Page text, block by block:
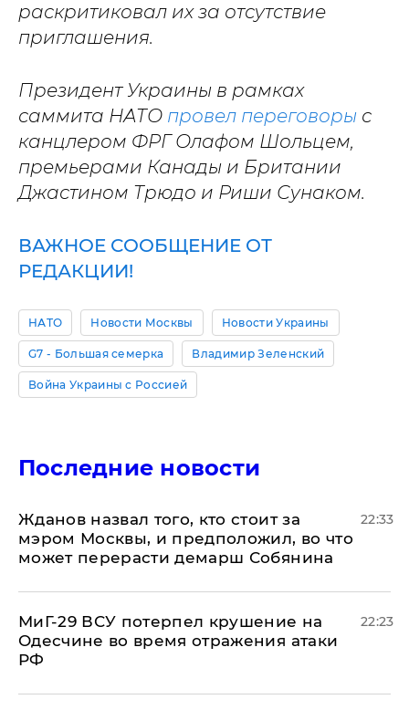
раскритиковал их за отсутствие
приглашения.
Президент Украины в рамках
саммита НАТО провел переговоры с
канцлером ФРГ Олафом Шольцем,
премьерами Канады и Британии
Джастином Трюдо и Риши Сунаком.
ВАЖНОЕ СООБЩЕНИЕ ОТ
РЕДАКЦИИ!
НАТО Новости Москвы Новости Украины
G7 - Большая семерка Владимир Зеленский
Война Украины с Россией
Последние новости
Жданов назвал того, кто стоит за
мэром Москвы, и предположил, во что
может перерасти демарш Собянина
22:33
МиГ-29 ВСУ потерпел крушение на
Одесчине во время отражения атаки
РФ
22:23